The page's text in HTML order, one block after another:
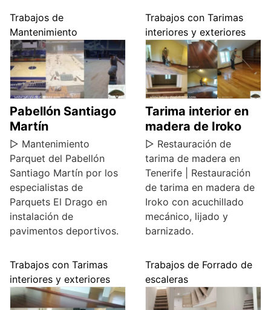
Trabajos de
Mantenimiento
Pabellón Santiago
Martín
▷ Mantenimiento
Parquet del Pabellón
Santiago Martín por los
especialistas de
Parquets El Drago en
instalación de
pavimentos deportivos.
Trabajos con Tarimas
interiores y exteriores
Tarima interior en
madera de Iroko
▷ Restauración de
tarima de madera en
Tenerife | Restauración
de tarima en madera de
Iroko con acuchillado
mecánico, lijado y
barnizado.
Trabajos con Tarimas
interiores y exteriores
Trabajos de Forrado de
escaleras